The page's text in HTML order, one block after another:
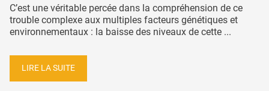
C’est une véritable percée dans la compréhension de ce
trouble complexe aux multiples facteurs génétiques et
environnementaux : la baisse des niveaux de cette ...
LIRE LA SUITE